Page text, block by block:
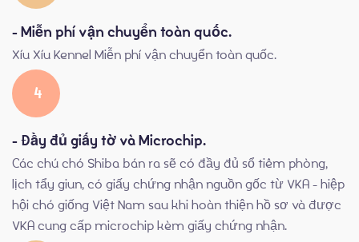
- Miễn phí vận chuyển toàn quốc.
Xíu Xíu Kennel Miễn phí vận chuyển toàn quốc.
4
- Đầy đủ giấy tờ và Microchip.
Các chú chó Shiba bán ra sẽ có đầy đủ sổ tiêm phòng,
lịch tẩy giun, có giấy chứng nhận nguồn gốc từ VKA - hiệp
hội chó giống Việt Nam sau khi hoàn thiện hồ sơ và được
VKA cung cấp microchip kèm giấy chứng nhận.